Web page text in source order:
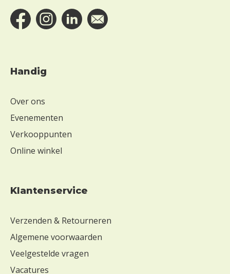
Handig
Over ons
Evenementen
Verkooppunten
Online winkel
Klantenservice
Verzenden & Retourneren
Algemene voorwaarden
Veelgestelde vragen
Vacatures